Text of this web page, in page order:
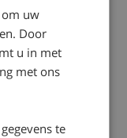
is dan wel
Letselschade
is juridisch
Verzekeraars
tussen medisch
een experiment
om uw
Door
u in met
met ons
te